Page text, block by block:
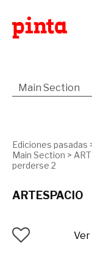
Ediciones pasadas
Main Section >
perderse 2
ARTESPACIO